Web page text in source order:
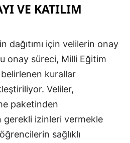
Siirt
Tekirdağ
VE KATILIM
dağıtımı için velilerin onay
onay süreci, Milli Eğitim
belirlenen kurallar
Veliler,
paketinden
gerekli izinleri vermekle
sağlıklı